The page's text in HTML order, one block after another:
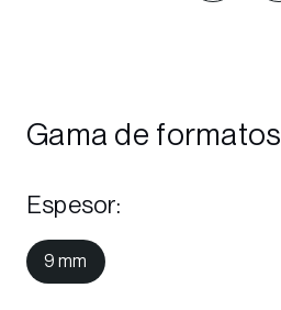
Gama de formatos
Espesor:
9 mm